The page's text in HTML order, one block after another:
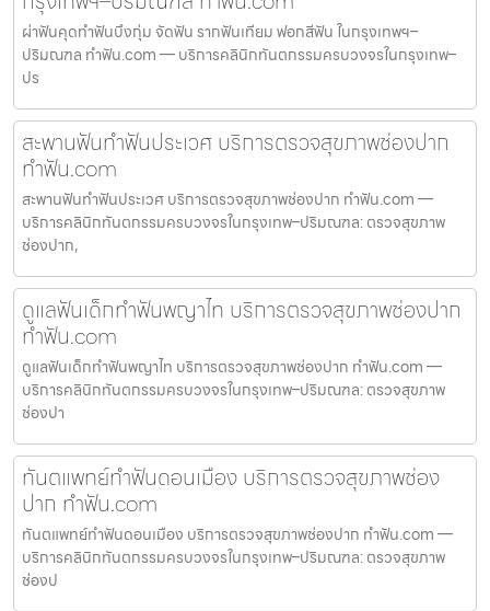
ผ่าฟันคุดทำฟันบึงกุ่ม จัดฟัน รากฟันเทียม ฟอกสีฟัน ในกรุงเทพฯ–
ปริมณฑล ทำฟัน.com — บริการคลินิกทันตกรรมครบวงจรในกรุงเทพ–
ปร
สะพานฟันทำฟันประเวศ บริการตรวจสุขภาพช่องปาก
ทำฟัน.com
สะพานฟันทำฟันประเวศ บริการตรวจสุขภาพช่องปาก ทำฟัน.com —
บริการคลินิกทันตกรรมครบวงจรในกรุงเทพ–ปริมณฑล: ตรวจสุขภาพ
ช่องปาก,
ดูแลฟันเด็กทำฟันพญาไท บริการตรวจสุขภาพช่องปาก
ทำฟัน.com
ดูแลฟันเด็กทำฟันพญาไท บริการตรวจสุขภาพช่องปาก ทำฟัน.com —
บริการคลินิกทันตกรรมครบวงจรในกรุงเทพ–ปริมณฑล: ตรวจสุขภาพ
ช่องปา
ทันตแพทย์ทำฟันดอนเมือง บริการตรวจสุขภาพช่อง
ปาก ทำฟัน.com
ทันตแพทย์ทำฟันดอนเมือง บริการตรวจสุขภาพช่องปาก ทำฟัน.com —
บริการคลินิกทันตกรรมครบวงจรในกรุงเทพ–ปริมณฑล: ตรวจสุขภาพ
ช่องป